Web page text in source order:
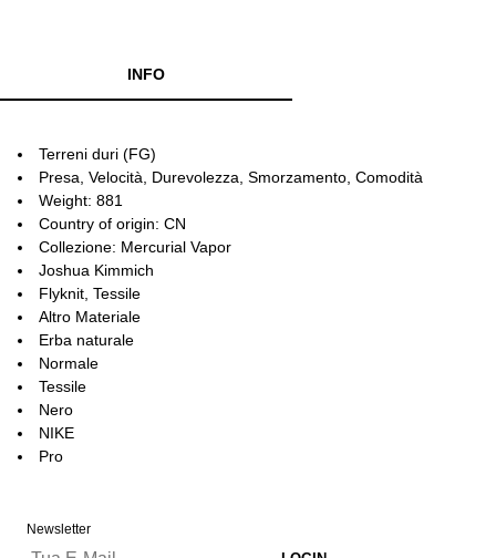
INFO
Terreni duri (FG)
Presa, Velocità, Durevolezza, Smorzamento, Comodità
Weight: 881
Country of origin: CN
Collezione: Mercurial Vapor
Joshua Kimmich
Flyknit, Tessile
Altro Materiale
Erba naturale
Normale
Tessile
Nero
NIKE
Pro
Newsletter